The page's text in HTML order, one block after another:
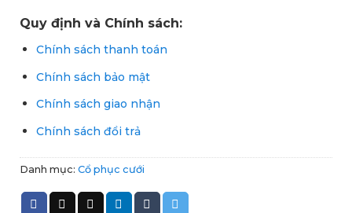
Quy định và Chính sách:
Chính sách thanh toán
Chính sách bảo mật
Chính sách giao nhận
Chính sách đổi trả
Danh mục: Cổ phục cưới